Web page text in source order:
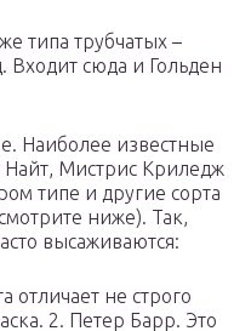
типа трубчатых –
сюда и Гольден
Наиболее известные
Найт, Мистрис Криледж
типе и другие сорта
ниже). Так,
высаживаются:
отличает не строго
2. Петер Барр. Это